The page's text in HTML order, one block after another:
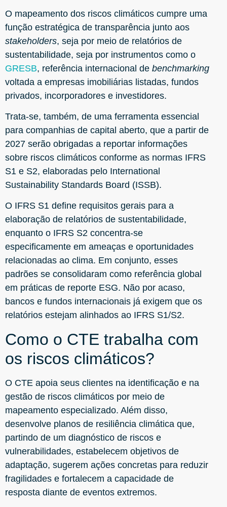
O mapeamento dos riscos climáticos cumpre uma
função estratégica de transparência junto aos
stakeholders, seja por meio de relatórios de
sustentabilidade, seja por instrumentos como o
GRESB, referência internacional de benchmarking
voltada a empresas imobiliárias listadas, fundos
privados, incorporadores e investidores.
Trata-se, também, de uma ferramenta essencial
para companhias de capital aberto, que a partir de
2027 serão obrigadas a reportar informações
sobre riscos climáticos conforme as normas IFRS
S1 e S2, elaboradas pelo International
Sustainability Standards Board (ISSB).
O IFRS S1 define requisitos gerais para a
elaboração de relatórios de sustentabilidade,
enquanto o IFRS S2 concentra-se
especificamente em ameaças e oportunidades
relacionadas ao clima. Em conjunto, esses
padrões se consolidaram como referência global
em práticas de reporte ESG. Não por acaso,
bancos e fundos internacionais já exigem que os
relatórios estejam alinhados ao IFRS S1/S2.
Como o CTE trabalha com
os riscos climáticos?
O CTE apoia seus clientes na identificação e na
gestão de riscos climáticos por meio de
mapeamento especializado. Além disso,
desenvolve planos de resiliência climática que,
partindo de um diagnóstico de riscos e
vulnerabilidades, estabelecem objetivos de
adaptação, sugerem ações concretas para reduzir
fragilidades e fortalecem a capacidade de
resposta diante de eventos extremos.